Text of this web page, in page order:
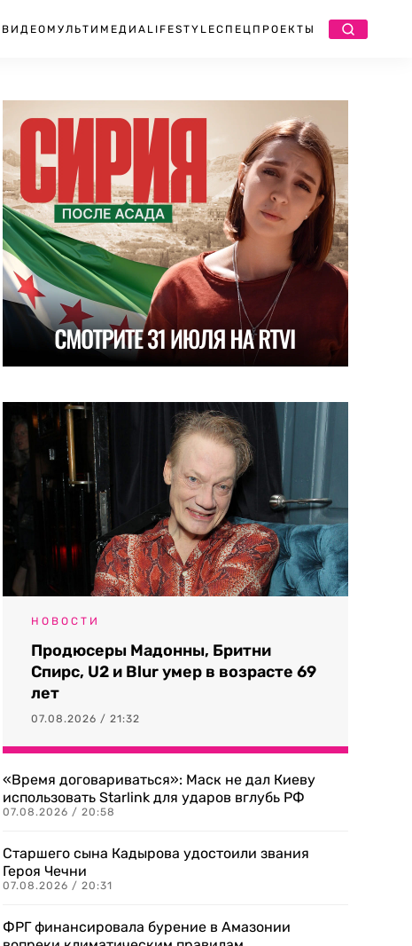
ВИДЕО МУЛЬТИМЕДИА LIFESTYLEСПЕЦПРОЕКТЫ
НОВОСТИ
Продюсеры Мадонны, Бритни
Спирс, U2 и Blur умер в возрасте 69
лет
07.08.2026 / 21:32
«Время договариваться»: Маск не дал Киеву
использовать Starlink для ударов вглубь РФ
07.08.2026 / 20:58
Старшего сына Кадырова удостоили звания
Героя Чечни
07.08.2026 / 20:31
ФРГ финансировала бурение в Амазонии